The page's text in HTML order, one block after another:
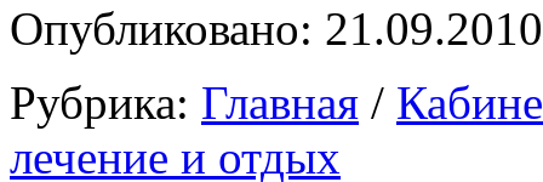
Опубликовано: 21.09.2010
Рубрика: Главная /
лечение и отдых